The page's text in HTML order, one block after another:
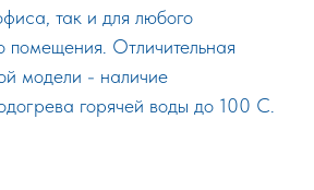
так и для любого
помещения. Отличительная
модели - наличие
горячей воды до 100 С.